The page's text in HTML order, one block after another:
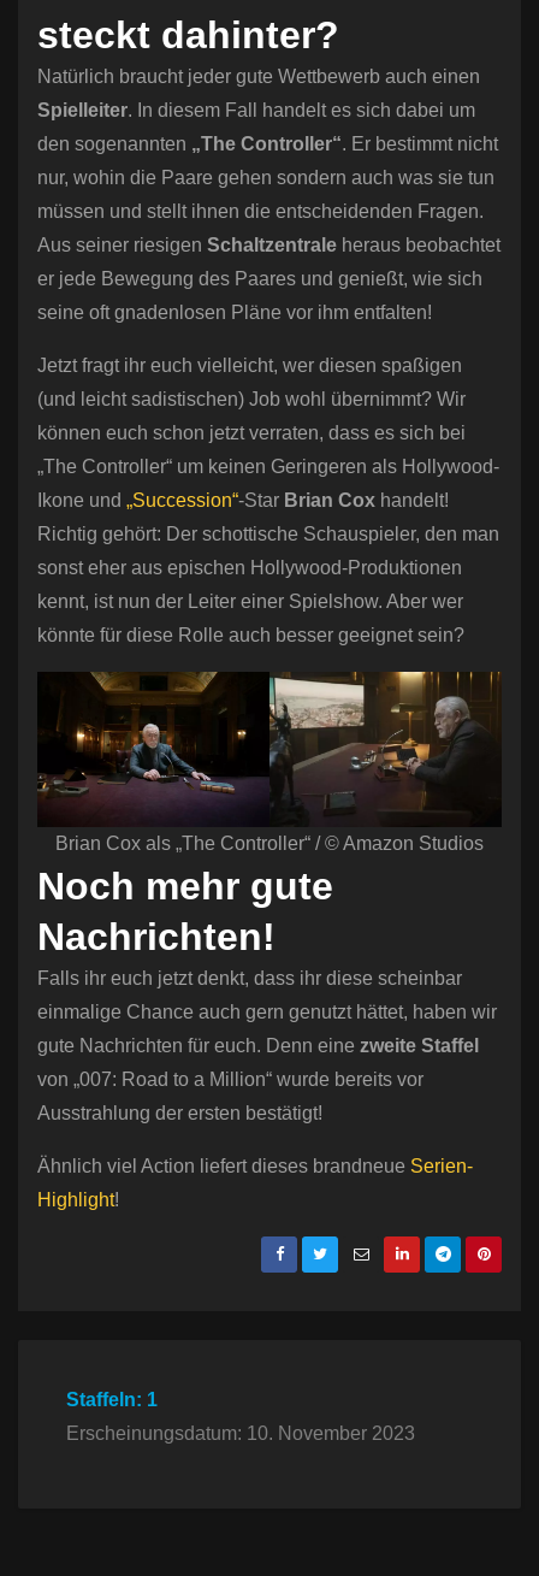
steckt dahinter?
Natürlich braucht jeder gute Wettbewerb auch einen
Spielleiter. In diesem Fall handelt es sich dabei um
den sogenannten „The Controller“. Er bestimmt nicht
nur, wohin die Paare gehen sondern auch was sie tun
müssen und stellt ihnen die entscheidenden Fragen.
Aus seiner riesigen Schaltzentrale heraus beobachtet
er jede Bewegung des Paares und genießt, wie sich
seine oft gnadenlosen Pläne vor ihm entfalten!
Jetzt fragt ihr euch vielleicht, wer diesen spaßigen
(und leicht sadistischen) Job wohl übernimmt? Wir
können euch schon jetzt verraten, dass es sich bei
„The Controller“ um keinen Geringeren als Hollywood-
Ikone und „Succession“-Star Brian Cox handelt!
Richtig gehört: Der schottische Schauspieler, den man
sonst eher aus epischen Hollywood-Produktionen
kennt, ist nun der Leiter einer Spielshow. Aber wer
könnte für diese Rolle auch besser geeignet sein?
Brian Cox als „The Controller“ / © Amazon Studios
Noch mehr gute
Nachrichten!
Falls ihr euch jetzt denkt, dass ihr diese scheinbar
einmalige Chance auch gern genutzt hättet, haben wir
gute Nachrichten für euch. Denn eine zweite Staffel
von „007: Road to a Million“ wurde bereits vor
Ausstrahlung der ersten bestätigt!
Ähnlich viel Action liefert dieses brandneue Serien-
Highlight!
Staffeln: 1
Erscheinungsdatum: 10. November 2023